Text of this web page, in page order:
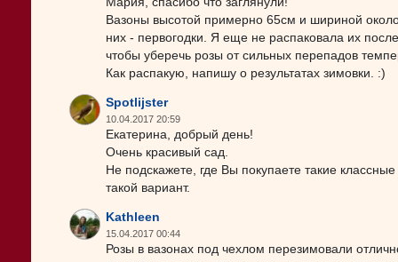
Вазоны высотой примерно 65см и шириной
них - первогодки. Я еще не распаковала их
чтобы уберечь розы от сильных перепадов
Как распакую, напишу о результатах зимовки. :)
Spotlijster
10.04.2017 20:59
Екатерина, добрый день!
Очень красивый сад.
Не подскажете, где Вы покупаете такие
такой вариант.
Kathleen
15.04.2017 00:44
Розы в вазонах под чехлом перезимовали